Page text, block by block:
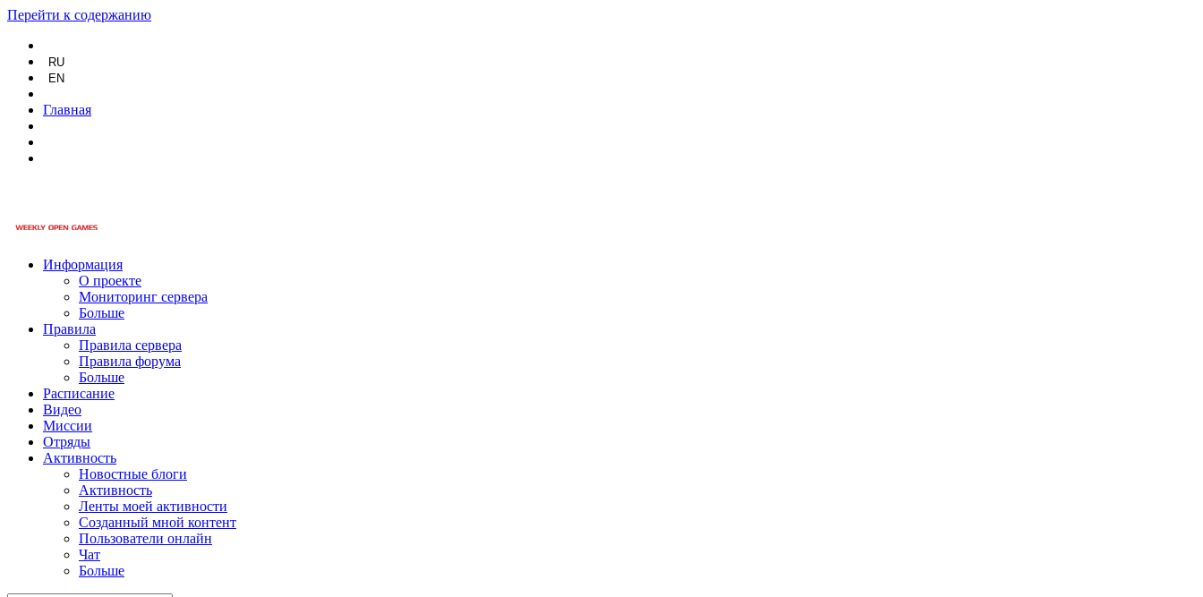
Перейти к содержанию
RU
EN
Главная
Информация
О проекте
Мониторинг сервера
Больше
Правила
Правила сервера
Правила форума
Больше
Расписание
Видео
Миссии
Отряды
Активность
Новостные блоги
Активность
Ленты моей активности
Созданный мной контент
Пользователи онлайн
Чат
Больше